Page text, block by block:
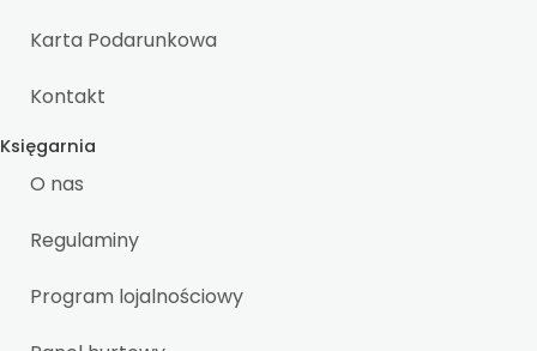
Karta Podarunkowa
Kontakt
Księgarnia
O nas
Regulaminy
Program lojalnościowy